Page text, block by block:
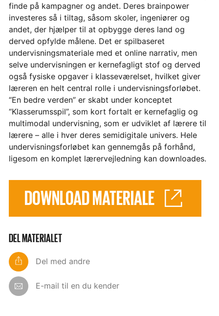
finde på kampagner og andet. Deres brainpower
investeres så i tiltag, såsom skoler, ingeniører og
andet, der hjælper til at opbygge deres land og
derved opfylde målene. Det er spilbaseret
undervisningsmateriale med et online narrativ, men
selve undervisningen er kernefagligt stof og derved
også fysiske opgaver i klasseværelset, hvilket giver
læreren en helt central rolle i undervisningsforløbet.
“En bedre verden” er skabt under konceptet
“Klasserumsspil”, som kort fortalt er kernefaglig og
multimodal undervisning, som er udviklet af lærere til
lærere – alle i hver deres semidigitale univers. Hele
undervisningsforløbet kan gennemgås på forhånd,
ligesom en komplet lærervejledning kan downloades.
DOWNLOAD MATERIALE
DEL MATERIALET
Del med andre
E-mail til en du kender